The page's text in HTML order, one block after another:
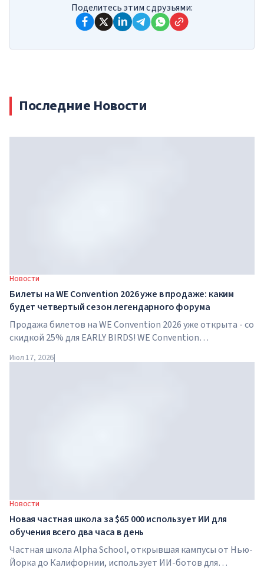
Поделитесь этим с друзьями:
Последние Новости
Новости
Билеты на WE Convention 2026 уже в продаже: каким
будет четвертый сезон легендарного форума
Продажа билетов на WE Convention 2026 уже открыта - со
скидкой 25% для EARLY BIRDS! WE Convention
2026 года форум пройдет в SO/ Uptown Dubai и соберет
Июл 17, 2026|
Новости
Новая частная школа за $65 000 использует ИИ для
обучения всего два часа в день
Частная школа Alpha School, открывшая кампусы от Нью-
Йорка до Калифорнии, использует ИИ-ботов для